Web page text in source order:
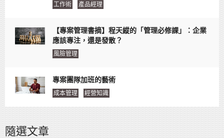
工作術 產品經理
【專案管理書摘】程天縱的「管理必修課」：企業
應該專注，還是發散？
風險管理
專案團隊加班的藝術
成本管理 經營知識
隨選文章